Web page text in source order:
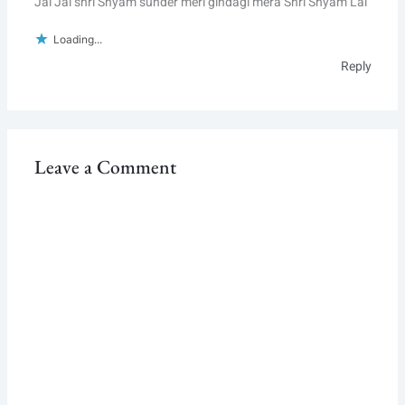
Loading...
Reply
Leave a Comment